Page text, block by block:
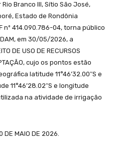
Branco III, Sítio São José,
Estado de Rondônia
414.090.786-04, torna público
em 30/05/2026, a
DE USO DE RECURSOS
cujo os pontos estão
latitude 11°46’32.00″S e
11°46’28.02″S e longitude
na atividade de irrigação
DE MAIO DE 2026.